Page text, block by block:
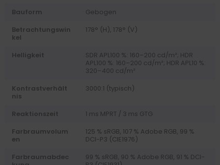
Bauform
Gebogen
Betrachtungswin
kel
178° (H), 178° (V)
Helligkeit
SDR APL100 %: 160–200 cd/m²; HDR
APL100 %: 160–200 cd/m²; HDR APL10 %:
320–400 cd/m²
Kontrastverhält
nis
3000:1 (typisch)
Reaktionszeit
1 ms MPRT / 3 ms GTG
Farbraumvolum
en
125 % sRGB, 107 % Adobe RGB, 99 %
DCI-P3 (CIE1976)
Farbraumabdec
99 % sRGB, 90 % Adobe RGB, 91 % DCI-